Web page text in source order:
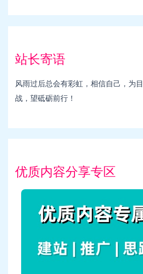
站长寄语
风雨过后总会有彩虹，相信自己，为
战，望砥砺前行！
优质内容分享专区